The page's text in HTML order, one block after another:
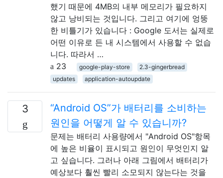
했기 때문에 4MB의 내부 메모리가 필요하지
않고 낭비되는 것입니다. 그리고 여기에 엉뚱
한 비틀기가 있습니다 : Google 도서는 실제로
어떤 이유로 든 내 시스템에서 사용할 수 없습
니다. 따라서 …
23
google-play-store
2.3-gingerbread
updates
application-autoupdate
3
“Android OS”가 배터리를 소비하는
원인을 어떻게 알 수 있습니까?
문제는 배터리 사용량에서 "Android OS"항목
에 높은 비율이 표시되고 원인이 무엇인지 알
고 싶습니다. 그러나 아래 그림에서 배터리가
예상보다 훨씬 빨리 소모되지 않는다는 것을